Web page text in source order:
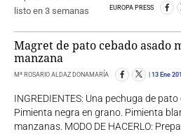
EUROPA PRESS
Magret de pato cebado asado
manzana
Mª ROSARIO ALDAZ DONAMARÍA 13 Ene
INGREDIENTES: Una pechuga de
Pimienta negra en grano. Pimienta
manzanas. MODO DE HACERLO: